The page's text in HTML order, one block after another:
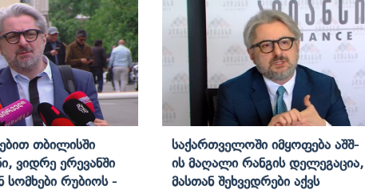
Თბილისში
Ვიდრე Ერევანში
Სომხები Რუბიოს -
Საქართველოში Იმყოფება Აშშ-
Ის Მაღალი Რანგის Დელეგაცია,
Მასთან Შეხვედრები Აქვს